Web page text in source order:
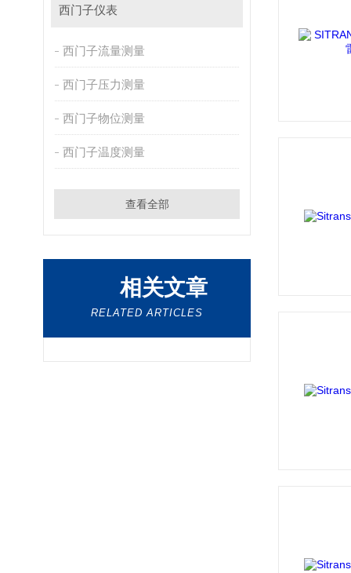
西门子仪表
西门子流量测量
西门子压力测量
西门子物位测量
西门子温度测量
查看全部
相关文章
RELATED ARTICLES